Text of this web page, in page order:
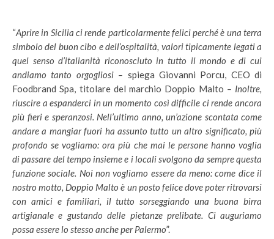
“Aprire in Sicilia ci rende particolarmente felici perché è una terra
simbolo del buon cibo e dell’ospitalità, valori tipicamente legati a
quel senso d’italianità riconosciuto in tutto il mondo e di cui
andiamo tanto orgogliosi – spiega Giovanni Porcu, CEO di
Foodbrand Spa, titolare del marchio Doppio Malto – Inoltre,
riuscire a espanderci in un momento così difficile ci rende ancora
più fieri e speranzosi. Nell’ultimo anno, un’azione scontata come
andare a mangiar fuori ha assunto tutto un altro significato, più
profondo se vogliamo: ora più che mai le persone hanno voglia
di passare del tempo insieme e i locali svolgono da sempre questa
funzione sociale. Noi non vogliamo essere da meno: come dice il
nostro motto, Doppio Malto è un posto felice dove poter ritrovarsi
con amici e familiari, il tutto sorseggiando una buona birra
artigianale e gustando delle pietanze prelibate. Ci auguriamo
possa essere lo stesso anche per Palermo”.